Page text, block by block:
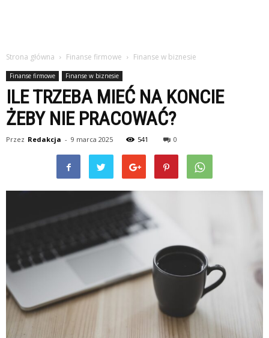
Strona główna Finanse firmowe Finanse w biznesie
Finanse firmowe Finanse w biznesie
ILE TRZEBA MIEĆ NA KONCIE
ŻEBY NIE PRACOWAĆ?
Przez Redakcja - 9 marca 2025 541 0